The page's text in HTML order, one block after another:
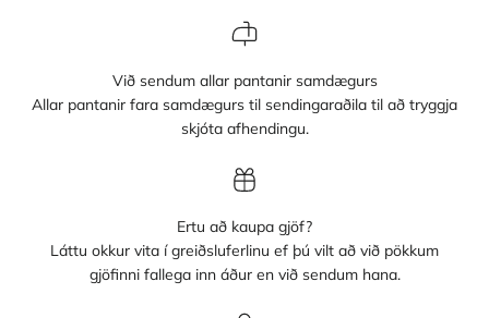
Við sendum allar pantanir samdægurs
Allar pantanir fara samdægurs til sendingaraðila til að tryggja
skjóta afhendingu.
Ertu að kaupa gjöf?
Láttu okkur vita í greiðsluferlinu ef þú vilt að við pökkum
gjöfinni fallega inn áður en við sendum hana.